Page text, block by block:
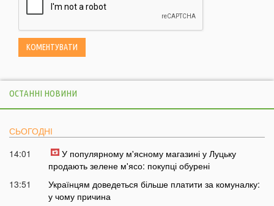
ОСТАННІ НОВИНИ
СЬОГОДНІ
14:01
У популярному м'ясному магазині у Луцьку
продають зелене м'ясо: покупці обурені
13:51
Українцям доведеться більше платити за комуналку:
у чому причина